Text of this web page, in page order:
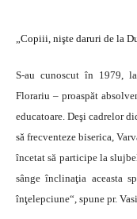
„Copiii, nişte daruri de la
S-au cunoscut în 1979,
Florariu – proaspăt
educatoare. Deşi cadrelor
să frecventeze biserica,
încetat să participe la
sânge înclinaţia aceasta
înţelepciune“, spune pr.